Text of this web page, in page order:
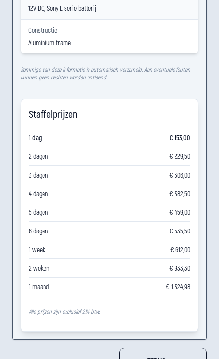
12V DC, Sony L-serie batterij
Constructie
Aluminium frame
Sommige van deze informatie is automatisch verzameld. Aan eventuele fouten
kunnen geen rechten worden ontleend.
Staffelprijzen
1 dag € 153,00
2 dagen € 229,50
3 dagen € 306,00
4 dagen € 382,50
5 dagen € 459,00
6 dagen € 535,50
1 week € 612,00
2 weken € 933,30
1 maand € 1.324,98
Alle prijzen zijn exclusief 21% btw.